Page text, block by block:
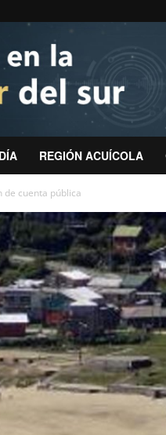
REGIÓN ACUÍCOLA
de cuenta pública